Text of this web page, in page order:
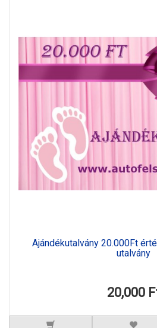
Ajándékutalvány 20.000Ft
utalvány
20,000